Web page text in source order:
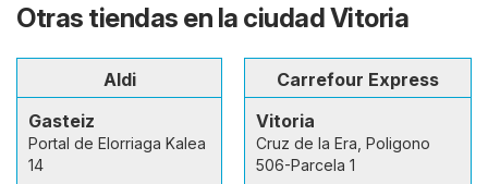
Otras tiendas en la ciudad Vitoria
Aldi
Gasteiz
Portal de Elorriaga Kalea
14
Carrefour Express
Vitoria
Cruz de la Era, Poligono
506-Parcela 1